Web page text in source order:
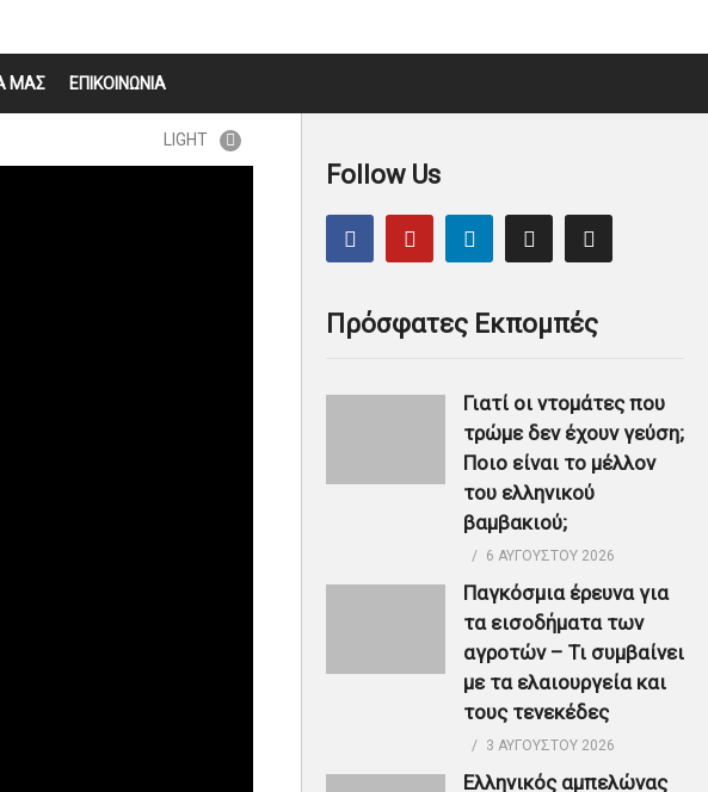
ΜΑΣ ΕΠΙΚΟΙΝΩΝΙΑ
LIGHT
Follow Us
Πρόσφατες Εκπομπές
Γιατί οι ντομάτες που
τρώμε δεν έχουν γεύση;
Ποιο είναι το μέλλον
του ελληνικού
βαμβακιού;
6 ΑΥΓΟΎΣΤΟΥ 2026
Παγκόσμια έρευνα για
τα εισοδήματα των
αγροτών – Τι συμβαίνει
με τα ελαιουργεία και
τους τενεκέδες
3 ΑΥΓΟΎΣΤΟΥ 2026
Ελληνικός αμπελώνας